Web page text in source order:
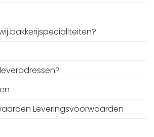
bakkerijspecialiteiten?
Leveringsvoorwaarden